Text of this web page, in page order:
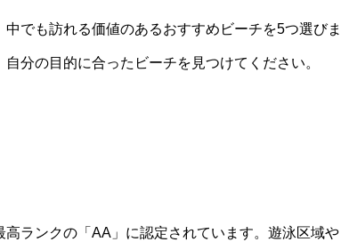
でも訪れる価値のあるおすすめビーチを5つ選びま
分の目的に合ったビーチを見つけてください。
ランクの「AA」に認定されています。遊泳区域や